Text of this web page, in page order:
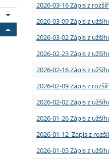
2026-03-16 Zápis z
2026-03-09 Zápis z
2026-03-02 Zápis z
2026-02-23 Zápis z
2026-02-16 Zápis z
2026-02-09 Zápis z
2026-02-02 Zápis z
2026-01-26 Zápis z
2026-01-12 Zápis z
2026-01-05 Zápis z